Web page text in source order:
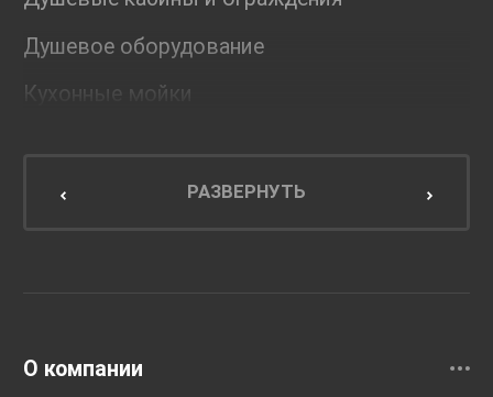
Душевое оборудование
Кухонные мойки
Мебель для кухниРАЗВЕРНУТЬ
О компании